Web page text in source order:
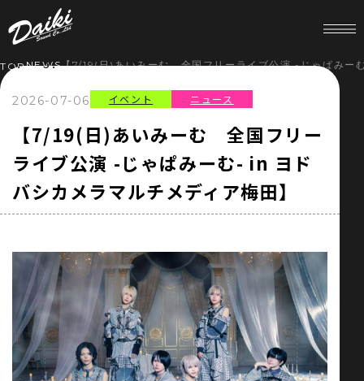
NEWS
COMPANY
RECRUIT
STORE
TOPNEWS【7/19(日)あいみーむ 全国フリーライブ公演 -じゃぱみー
2026-07-06 イベント ニュース
【7/19(日)あいみーむ 全国フリー
ライブ公演 -じゃぱみーむ- in ヨド
バシカメラマルチメディア梅田】